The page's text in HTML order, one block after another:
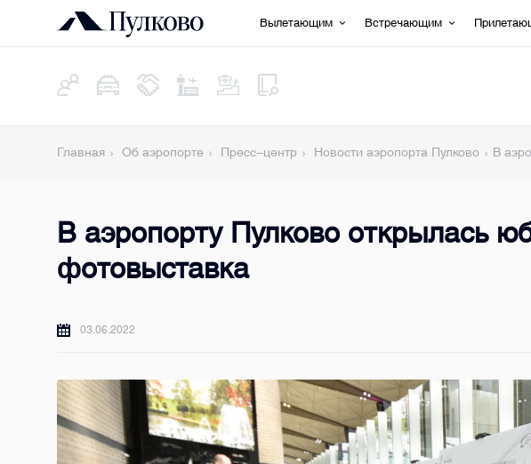
Вылетающим Встречающим
Главная Об аэропорте Пресс-центр Новости аэропорта Пулково В
В аэропорту Пулково открылась
фотовыставка
03.06.2022